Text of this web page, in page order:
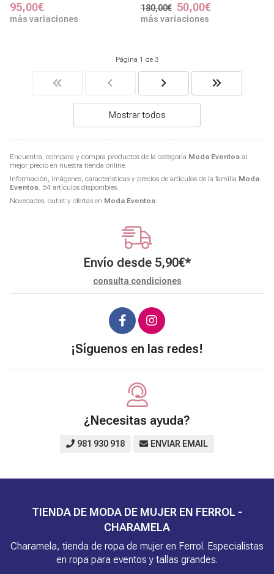
Encuentra, compara y compra productos de la categoría Moda Eventos al
mejor precio en nuestra tienda online.
Información, imágenes, características y precios de artículos de la familia Moda
Eventos. 54 artículos disponibles.
Novedades, outlet y ofertas en Moda Eventos.
95,00€
más variaciones
180,00€ 50,00€
más variaciones
Página 1 de 3
Mostrar todos
Envío desde 5,90€*
consulta condiciones
¡Síguenos en las redes!
¿Necesitas ayuda?
981 930 918 ENVIAR EMAIL
TIENDA DE MODA DE MUJER EN FERROL -
CHARAMELA
Charamela, tienda de ropa de mujer en Ferrol. Especialistas
en ropa para eventos y tallas grandes.